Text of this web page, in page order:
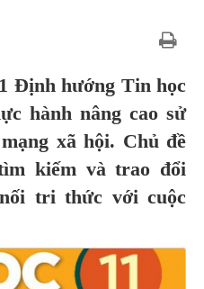
Định hướng Tin học
hành nâng cao sử
xã hội. Chủ đề
kiếm và trao đổi
tri thức với cuộc